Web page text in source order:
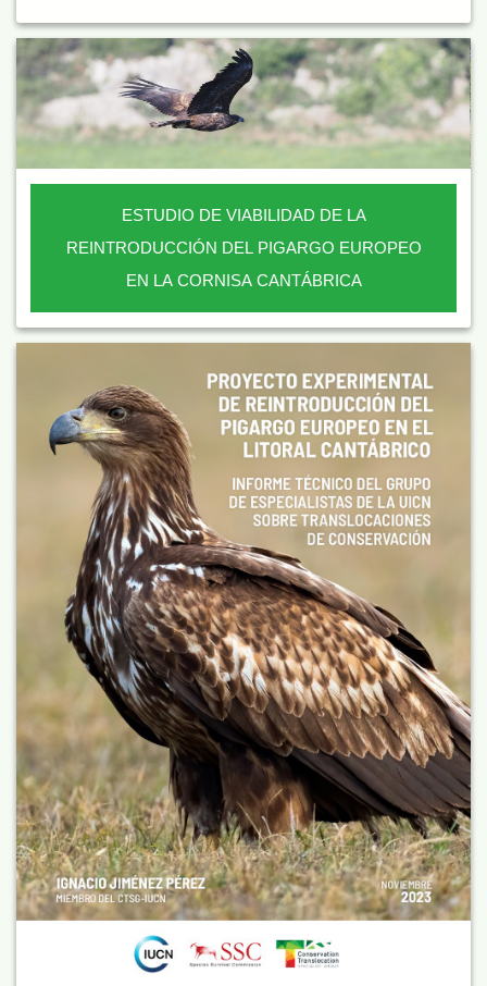
ESTUDIO DE VIABILIDAD DE LA
REINTRODUCCIÓN DEL PIGARGO EUROPEO
EN LA CORNISA CANTÁBRICA